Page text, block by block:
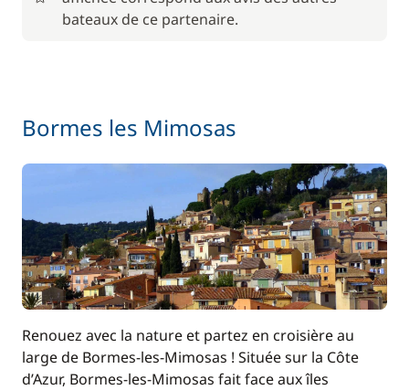
bateaux de ce partenaire.
Bormes les Mimosas
Renouez avec la nature et partez en croisière au
large de Bormes-les-Mimosas ! Située sur la Côte
d’Azur, Bormes-les-Mimosas fait face aux îles